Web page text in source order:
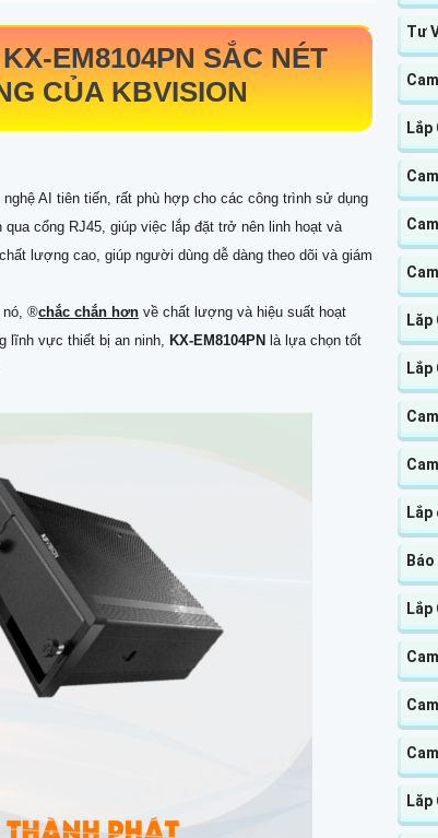
KX-EM8104PN SẮC NÉT
CỦA KBVISION
AI tiên tiến, rất phù hợp cho các công trình sử dụng
cổng RJ45, giúp việc lắp đặt trở nên linh hoạt và
lượng cao, giúp người dùng dễ dàng theo dõi và giám
nó, ®️chắc chắn hơn về chất lượng và hiệu suất hoạt
lĩnh vực thiết bị an ninh, KX-EM8104PN là lựa chọn tốt
Tư
Lắp